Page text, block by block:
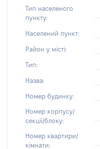
Тип населеного
пункту:
Населений пункт:
Район у місті:
Тип:
Назва:
Номер будинку:
Номер корпусу/
секції/блоку:
Номер квартири/
кімнати: